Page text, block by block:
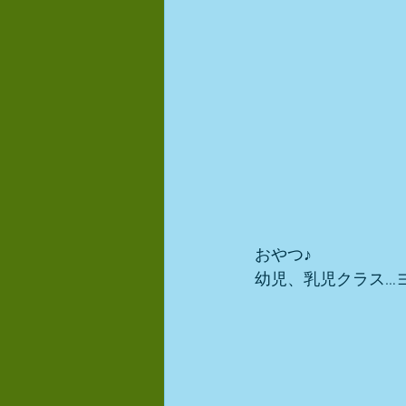
おやつ♪
幼児、乳児クラス…